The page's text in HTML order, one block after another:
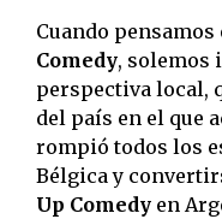
Cuando
Comedy, solemos
perspectiva local,
del país en el que
rompió todos los
Bélgica y
Up Comedy en